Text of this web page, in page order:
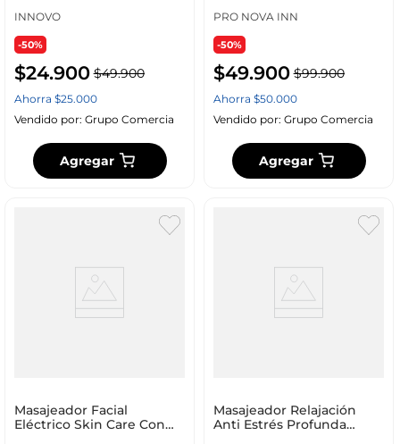
INNOVO
-50%
$24.900 $49.900
Ahorra $25.000
Vendido por: Grupo Comercia
Agregar
Espejo Sin Frizz 110v 110v
PRO NOVA INN
-50%
$49.900 $99.900
Ahorra $50.000
Vendido por: Grupo Comercia
Agregar
Masajeador Facial
Eléctrico Skin Care Con
Masajeador Relajación
Anti Estrés Profunda